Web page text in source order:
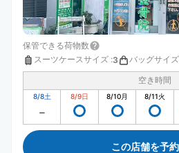
保管できる荷物数
スーツケースサイズ :3 バッグサイズ
空き時間
8/8土 8/9日 8/10月 8/11火
この店舗を予